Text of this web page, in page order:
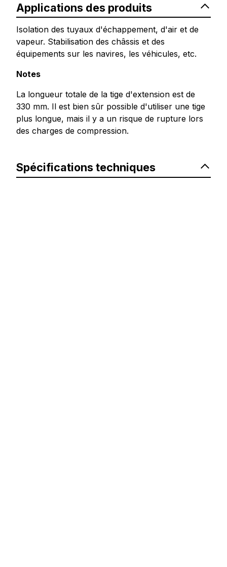
Applications des produits
Isolation des tuyaux d'échappement, d'air et de
vapeur. Stabilisation des châssis et des
équipements sur les navires, les véhicules, etc.
Notes
La longueur totale de la tige d'extension est de
330 mm. Il est bien sûr possible d'utiliser une tige
plus longue, mais il y a un risque de rupture lors
des charges de compression.
Spécifications techniques